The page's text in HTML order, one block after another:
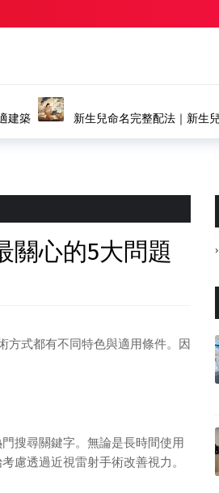
新生兒命名完整配法｜新生
關心的5大問題
方式都有不同特色與適用條件。因
門搜尋關鍵字。無論是長時間使用
慮透過近視雷射手術改善視力。